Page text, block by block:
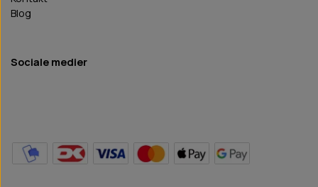
Blog
Sociale medier